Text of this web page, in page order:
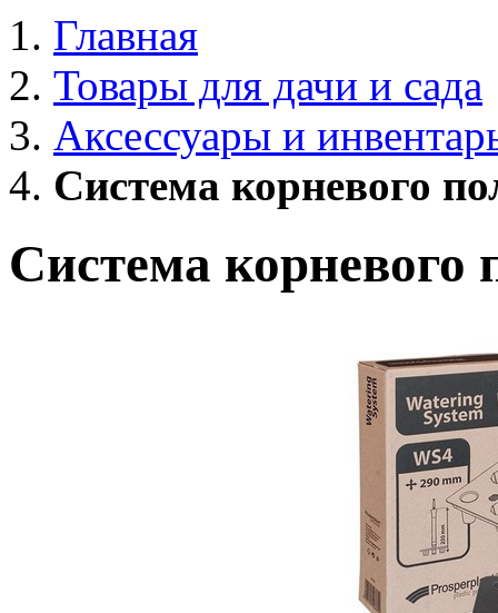
Главная
Товары для дачи и сада
Аксессуары и
Система корневого
Система корневого